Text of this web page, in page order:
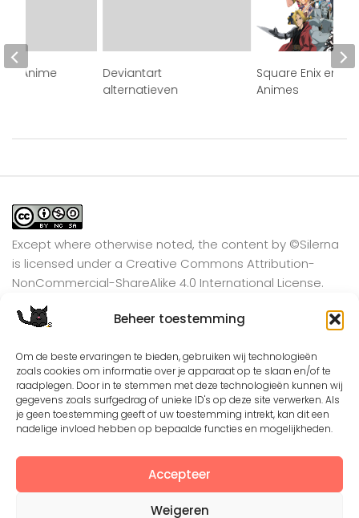
Beheer toestemming
Om de beste ervaringen te bieden, gebruiken wij technologieën
zoals cookies om informatie over je apparaat op te slaan en/of te
raadplegen. Door in te stemmen met deze technologieën kunnen wij
gegevens zoals surfgedrag of unieke ID's op deze site verwerken. Als
je geen toestemming geeft of uw toestemming intrekt, kan dit een
nadelige invloed hebben op bepaalde functies en mogelijkheden.
Accepteer
Weigeren
Deviantart
alternatieven
Square Enix en zijn
Animes
Anime
Except where otherwise noted, the content by ©Silerna
is licensed under a Creative Commons Attribution-
NonCommercial-ShareAlike 4.0 International License.